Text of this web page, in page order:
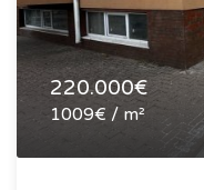
220.000€
1009€ / m²